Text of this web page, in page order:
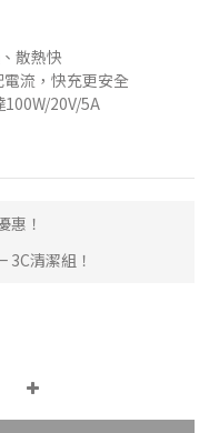
散熱快
流，快充更安全
20V/5A
惠！
3C清潔組！